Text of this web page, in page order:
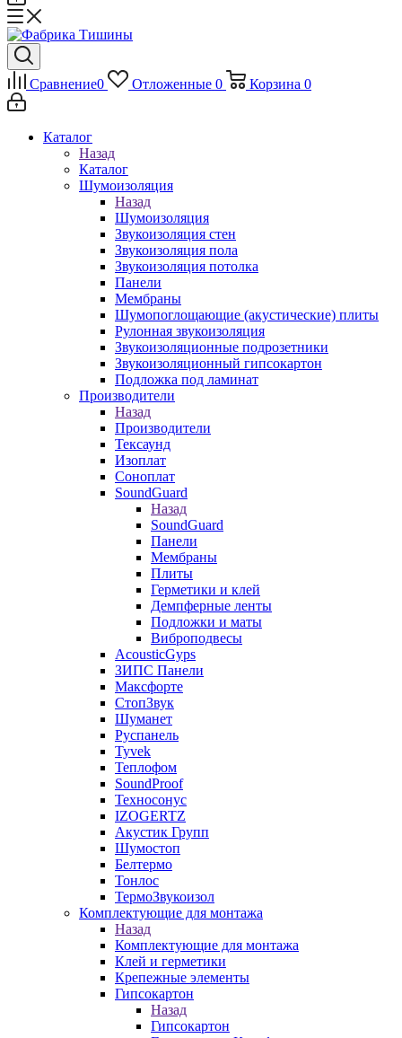
Сравнение0 Отложенные 0 Корзина 0
Каталог
Назад
Каталог
Шумоизоляция
Назад
Шумоизоляция
Звукоизоляция стен
Звукоизоляция пола
Звукоизоляция потолка
Панели
Мембраны
Шумопоглощающие (акустические) плиты
Рулонная звукоизоляция
Звукоизоляционные подрозетники
Звукоизоляционный гипсокартон
Подложка под ламинат
Производители
Назад
Производители
Тексаунд
Изоплат
Соноплат
SoundGuard
Назад
SoundGuard
Панели
Мембраны
Плиты
Герметики и клей
Демпферные ленты
Подложки и маты
Виброподвесы
AcousticGyps
ЗИПС Панели
Максфорте
СтопЗвук
Шуманет
Руспанель
Tyvek
Теплофом
SoundProof
Техносонус
IZOGERTZ
Акустик Групп
Шумостоп
Белтермо
Тонлос
ТермоЗвукоизол
Комплектующие для монтажа
Назад
Комплектующие для монтажа
Клей и герметики
Крепежные элементы
Гипсокартон
Назад
Гипсокартон